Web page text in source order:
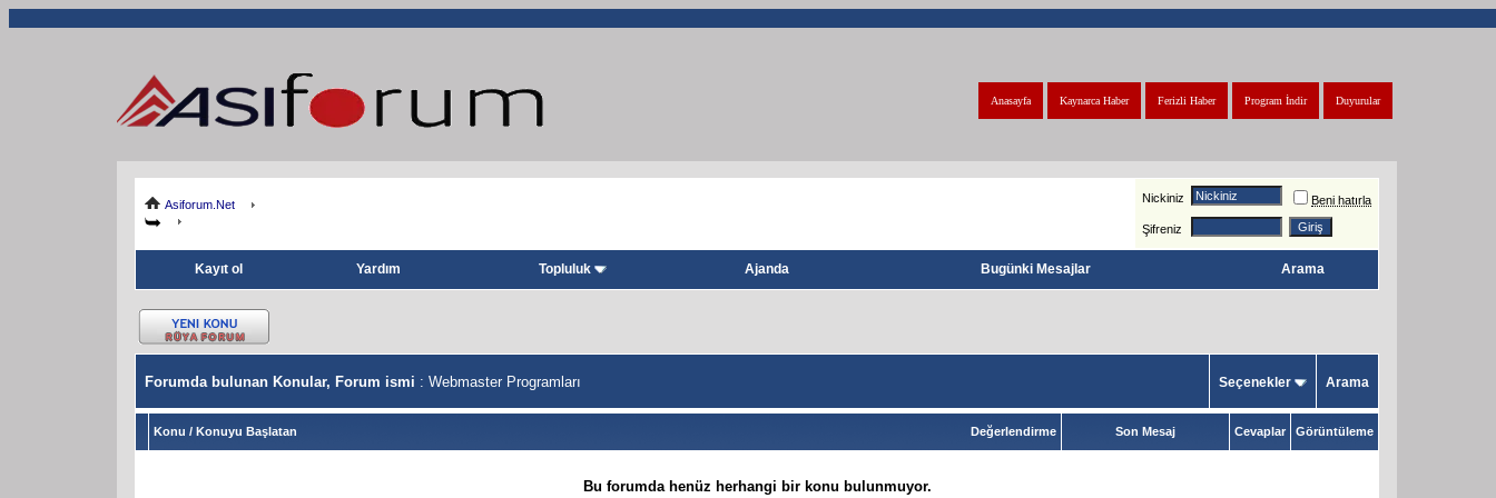
Duyurular
Program İndir
Ferizli Haber
Kaynarca Haber
Anasayfa
Asiforum.Net Nickiniz Beni hatırla
Şifreniz
Kayıt ol Yardım Topluluk Ajanda Bugünki Mesajlar Arama
Forumda bulunan Konular, Forum ismi : Webmaster Programları Seçenekler Arama
Değerlendirme
Konu / Konuyu Başlatan Son Mesaj Cevaplar Görüntüleme
Bu forumda henüz herhangi bir konu bulunmuyor.